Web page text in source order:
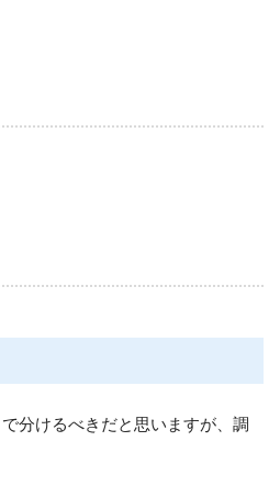
分けるべきだと思いますが、調